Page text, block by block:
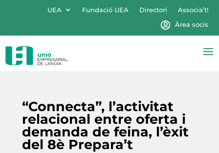
UEA Fundació UEA Directori
Associa’t!
Àrea socis
“Connecta”, l’activitat
relacional entre oferta i
demanda de feina, l’èxit
del 8è Prepara’t